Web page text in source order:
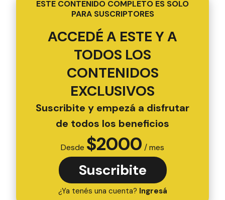
ESTE CONTENIDO COMPLETO ES SOLO
PARA SUSCRIPTORES
ACCEDÉ A ESTE Y A
TODOS LOS
CONTENIDOS
EXCLUSIVOS
Suscribite y empezá a disfrutar
de todos los beneficios
Desde $2000 / mes
Suscribite
¿Ya tenés una cuenta? Ingresá